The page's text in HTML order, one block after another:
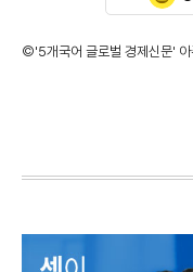
©'5개국어 글로벌 경제신문' 아